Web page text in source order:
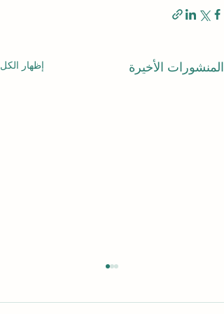
المنشورات الأخيرة إظهار الكل